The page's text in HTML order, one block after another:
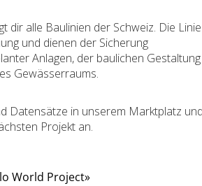
dir alle Baulinien der Schweiz. Die
und dienen der Sicherung
Anlagen, der baulichen Gestaltung
Gewässerraums.
Datensätze in unserem Marktplatz
Projekt an.
World Project»